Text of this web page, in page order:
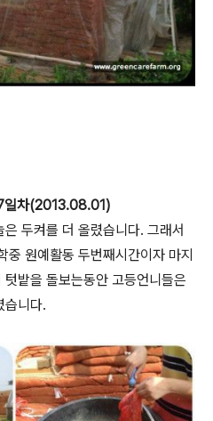
일차(2013.08.01)
두켜를 더 올렸습니다. 그래서
원예활동 두번째시간이자 마지
밭을 돌보는동안 고등언니들은
습니다.